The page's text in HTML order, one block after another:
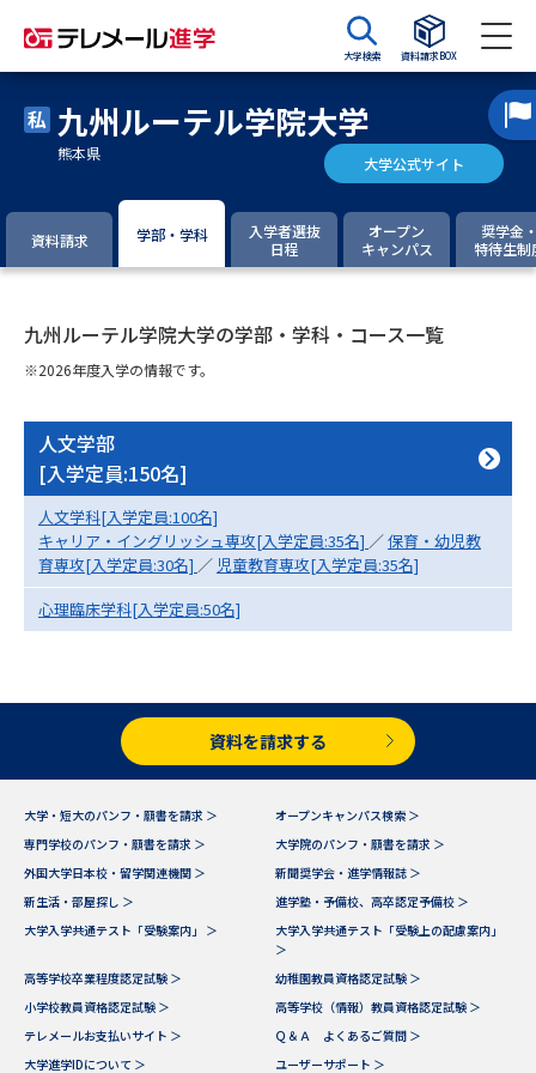
大学検索 資料請求BOX
資料請求 資料検索
大学・短大の資料種類から請求
大学パンフ 学部・学科パンフ
総合型選抜・学校推薦型選抜 募
集要項＆願書
大学入学共通テスト利用選抜の
大学・短大以外の資料から請求
専門学校の資料請求 大学院の資料請求
留学・進学関連、塾・予備校
大学入学共通テスト「受験案
幼稚園教員資格認定試験 小学校教員資格認定試験
試験
大学検索
大学で学べる内容や特徴を調べる
新増設大学・学部・学科特集
国際・グローバルに強い大学特
集
九州ルーテル学院大学
熊本県 大学公式サイト
資料請求 学部・学科
入学者選抜
日程
オープン
キャンパス
奨学金
特待生制
九州ルーテル学院大学の学部・学科・コース一覧
※2026年度入学の情報です。
人文学部
[入学定員:150名]
人文学科[入学定員:100名]
キャリア・イングリッシュ専攻[入学定員:35名] ／保育・幼児教
育専攻[入学定員:30名] ／ 児童教育専攻[入学定員:35名]
心理臨床学科[入学定員:50名]
資料を請求する
大学・短大のパンフ・願書を請求 ＞
オープンキャンパス検索 ＞
専門学校のパンフ・願書を請求 ＞
大学院のパンフ・願書を請求 ＞
外国大学日本校・留学関連機関 ＞
新聞奨学会・進学情報誌 ＞
新生活・部屋探し ＞
進学塾・予備校、高卒認定予備校 ＞
大学入学共通テスト「受験案内」 ＞
大学入学共通テスト「受験上の配慮案内」
＞
高等学校卒業程度認定試験 ＞
幼稚園教員資格認定試験 ＞
小学校教員資格認定試験 ＞
高等学校（情報）教員資格認定試験 ＞
テレメールお支払いサイト ＞
Ｑ＆Ａ よくあるご質問 ＞
大学進学IDについて ＞
ユーザーサポート ＞